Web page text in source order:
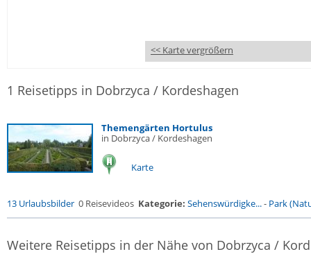
<< Karte vergrößern
1 Reisetipps in Dobrzyca / Kordeshagen
Themengärten Hortulus
in Dobrzyca / Kordeshagen
Karte
13 Urlaubsbilder 0 Reisevideos Kategorie: Sehenswürdigke...- Park
Weitere Reisetipps in der Nähe von Dobrzyca /